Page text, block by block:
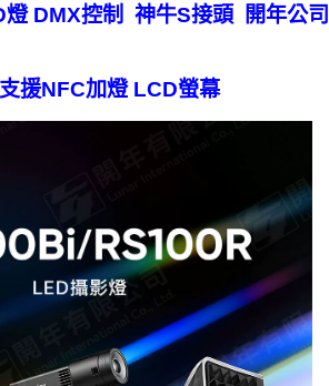
DMX控制 神牛S接頭 開年公司
援NFC加燈 LCD螢幕